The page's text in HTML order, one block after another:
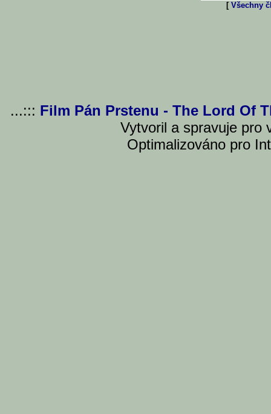
[ Všechny
...::: Film Pán Prstenu - The Lord Of
Vytvoril a spravuje pro
Optimalizováno pro